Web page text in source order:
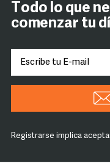
Todo lo que
comenzar tu
Registrarse implica